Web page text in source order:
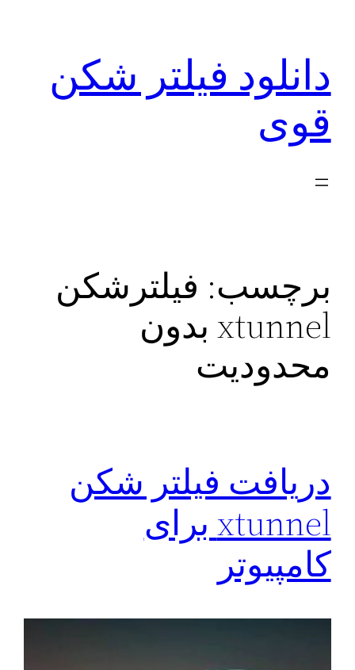
دانلود فیلتر شکن
قوی
برچسب: فیلترشکن
xtunnel بدون
محدودیت
دریافت فیلتر شکن
xtunnel برای
کامپیوتر